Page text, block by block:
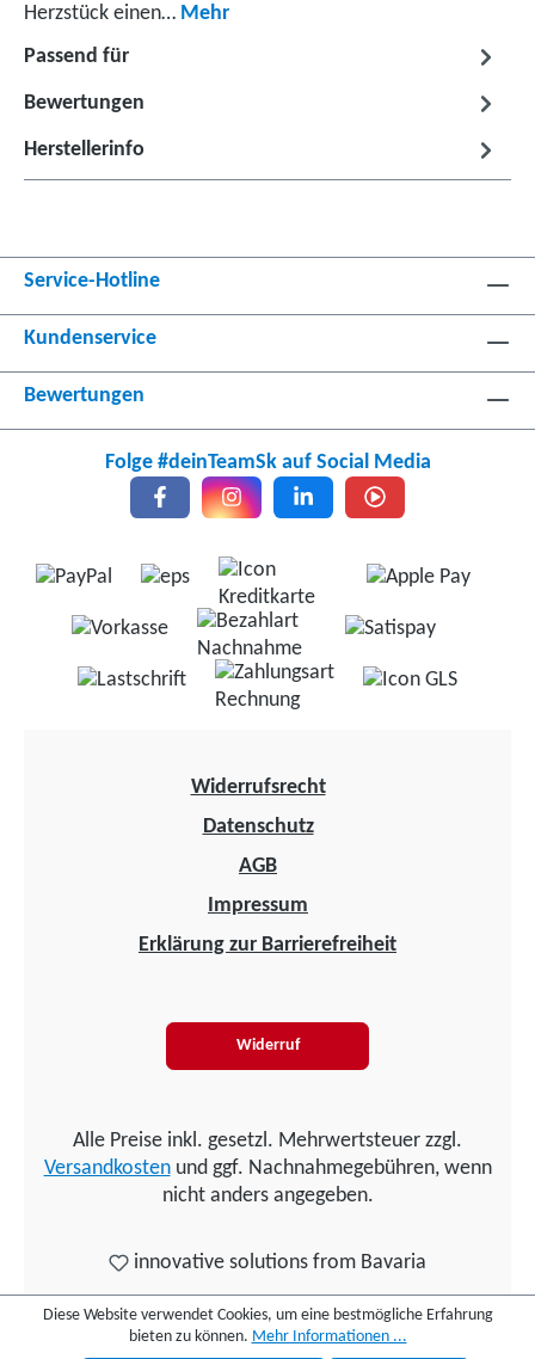
Herzstück einen… Mehr
Passend für
Bewertungen
Herstellerinfo
Service-Hotline
Kundenservice
Bewertungen
Folge #deinTeamSk auf Social Media
Widerrufsrecht
Datenschutz
AGB
Impressum
Erklärung zur Barrierefreiheit
Widerruf
Alle Preise inkl. gesetzl. Mehrwertsteuer zzgl.
Versandkostenund ggf. Nachnahmegebühren, wenn
nicht anders angegeben.
innovative solutions from Bavaria
Diese Website verwendet Cookies, um eine bestmögliche Erfahrung
bieten zu können. Mehr Informationen ...